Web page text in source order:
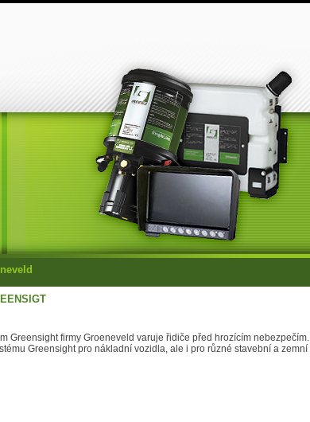
Greensight firmy Groeneveld varuje řidiče před hrozícím nebezpečím.
Greensight pro nákladní vozidla, ale i pro různé stavební a zemní